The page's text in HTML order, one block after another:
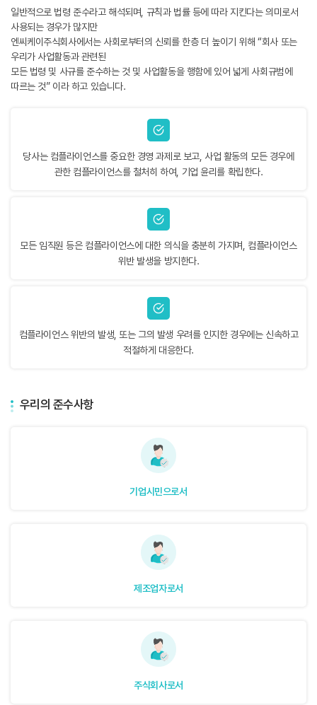
일반적으로 법령 준수라고 해석되며, 규칙과 법률 등에 따라 지킨다는 의미로서
사용되는 경우가 많지만
엔씨케이주식회사에서는 사회로부터의 신뢰를 한층 더 높이기 위해 “회사 또는
우리가 사업활동과 관련된
모든 법령 및 사규를 준수하는 것 및 사업활동을 행함에 있어 넓게 사회규범에
따르는 것” 이라 하고 있습니다.
당사는 컴플라이언스를 중요한 경영 과제로 보고, 사업 활동의 모든 경우에
관한 컴플라이언스를 철처히 하여, 기업 윤리를 확립한다.
모든 임직원 등은 컴플라이언스에 대한 의식을 충분히 가지며, 컴플라이언스
위반 발생을 방지한다.
컴플라이언스 위반의 발생, 또는 그의 발생 우려를 인지한 경우에는 신속하고
적절하게 대응한다.
우리의 준수사항
기업시민으로서
제조업자로서
주식회사로서